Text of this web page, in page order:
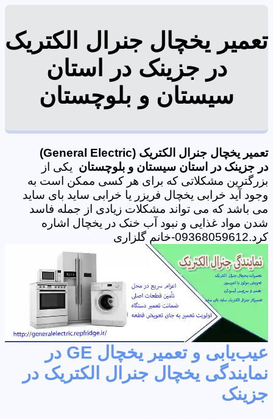
تعمیر یخچال جنرال الکتریک
در جزینک در استان
سیستان و بلوچستان
تعمیر یخچال جنرال الکتریک (General Electric)
در جزینک در استان سیستان و بلوچستان یکی از
بزرگترین مشکلاتی که برای هر کسی ممکن است به
وجود آید خرابی یخچال فریزر یا خرابی ساید بای ساید
می باشد که می تواند مشکلات زیادی از جمله فاسد
شدن مواد غذایی و نبود آب خنک در یخچال اشاره
کرد.09368059612-خانم گلزاری
عیب‌یابی و تعمیر یخچال GE در
نمایندگی یخچال جنرال الکتریک در
جزینک